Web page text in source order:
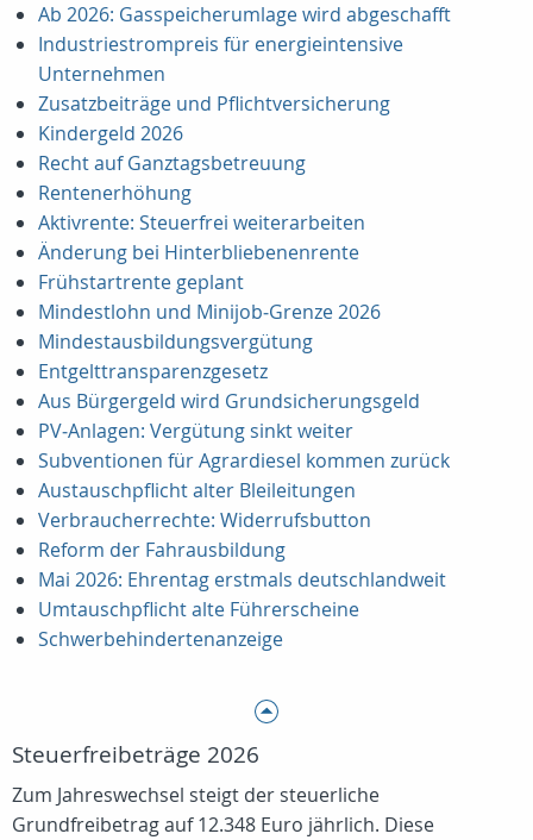
Ab 2026: Gasspeicherumlage wird abgeschafft
Industriestrompreis für energieintensive
Unternehmen
Zusatzbeiträge und Pflichtversicherung
Kindergeld 2026
Recht auf Ganztagsbetreuung
Rentenerhöhung
Aktivrente: Steuerfrei weiterarbeiten
Änderung bei Hinterbliebenenrente
Frühstartrente geplant
Mindestlohn und Minijob‑Grenze 2026
Mindestausbildungsvergütung
Entgelttransparenzgesetz
Aus Bürgergeld wird Grundsicherungsgeld
PV‑Anlagen: Vergütung sinkt weiter
Subventionen für Agrardiesel kommen zurück
Austauschpflicht alter Bleileitungen
Verbraucherrechte: Widerrufsbutton
Reform der Fahrausbildung
Mai 2026: Ehrentag erstmals deutschlandweit
Umtauschpflicht alte Führerscheine
Schwerbehindertenanzeige
Steuerfreibeträge 2026
Zum Jahreswechsel steigt der steuerliche
Grundfreibetrag auf 12.348 Euro jährlich. Diese